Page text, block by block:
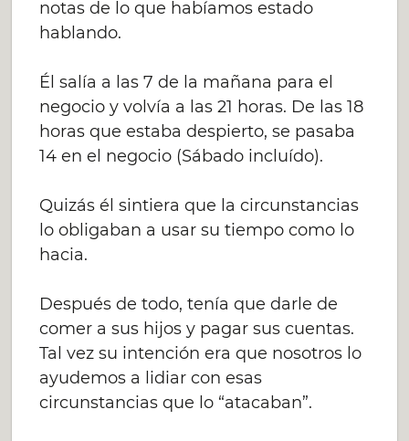
notas de lo que habíamos estado
hablando.
Él salía a las 7 de la mañana para el
negocio y volvía a las 21 horas. De las 18
horas que estaba despierto, se pasaba
14 en el negocio (Sábado incluído).
Quizás él sintiera que la circunstancias
lo obligaban a usar su tiempo como lo
hacia.
Después de todo, tenía que darle de
comer a sus hijos y pagar sus cuentas.
Tal vez su intención era que nosotros lo
ayudemos a lidiar con esas
circunstancias que lo “atacaban”.